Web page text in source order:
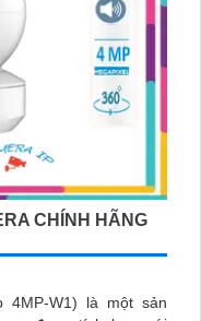
CHÍNH HÃNG
4MP-W1) là một sản